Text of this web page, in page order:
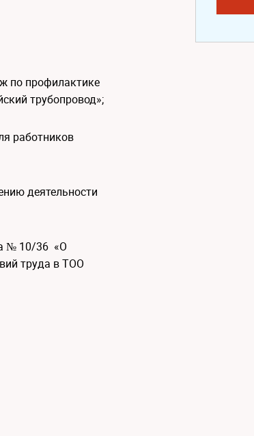
по профилактике
трубопровод»;
работников
деятельности
№ 10/36 «О
труда в ТОО